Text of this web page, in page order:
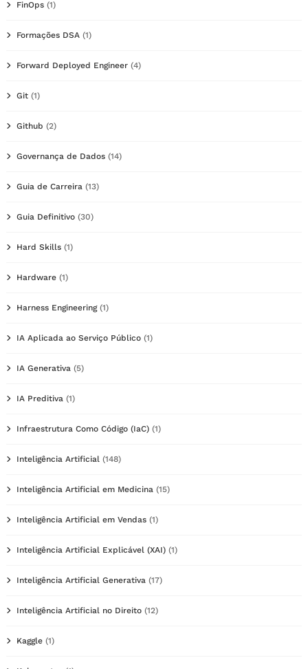
FinOps (1)
Formações DSA (1)
Forward Deployed Engineer (4)
Git (1)
Github (2)
Governança de Dados (14)
Guia de Carreira (13)
Guia Definitivo (30)
Hard Skills (1)
Hardware (1)
Harness Engineering(1)
IA Aplicada ao Serviço Público (1)
IA Generativa (5)
IA Preditiva (1)
Infraestrutura Como Código (IaC) (1)
Inteligência Artificial (148)
Inteligência Artificial em Medicina (15)
Inteligência Artificial em Vendas (1)
Inteligência Artificial Explicável (XAI) (1)
Inteligência Artificial Generativa (17)
Inteligência Artificial no Direito (12)
Kaggle (1)